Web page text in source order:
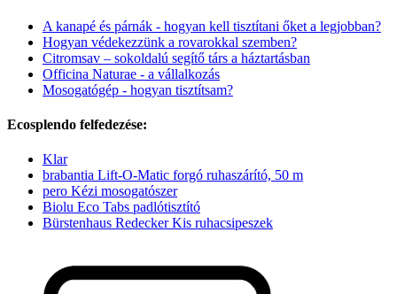
A kanapé és párnák - hogyan kell tisztítani őket a legjobban?
Hogyan védekezzünk a rovarokkal szemben?
Citromsav – sokoldalú segítő társ a háztartásban
Officina Naturae - a vállalkozás
Mosogatógép - hogyan tisztítsam?
Ecosplendo felfedezése:
Klar
brabantia Lift-O-Matic forgó ruhaszárító, 50 m
pero Kézi mosogatószer
Biolu Eco Tabs padlótisztító
Bürstenhaus Redecker Kis ruhacsipeszek